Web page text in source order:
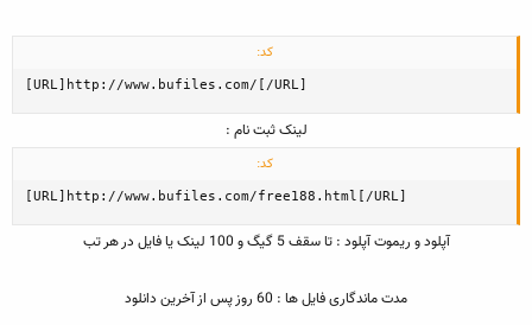
کد:
[URL]http://www.bufiles.com/[/URL]
لينک ثبت نام :
کد:
[URL]http://www.bufiles.com/free188.html[/URL]
آپلود و ريموت آپلود : تا سقف 5 گيگ و 100 لينک يا فايل در هر تب
مدت ماندگاری فايل ها : 60 روز پس از آخرين دانلود